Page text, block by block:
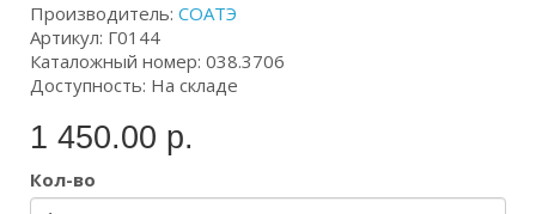
Производитель: СОАТЭ
Артикул: Г0144
Каталожный номер: 038.3706
Доступность: На складе
1 450.00 р.
Кол-во